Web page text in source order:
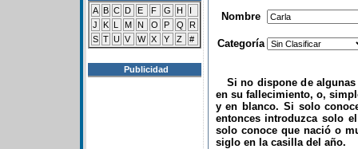
A B C D E F G H
I
J
K L M N O P Q
R
S T U V W X Y Z #
Publicidad
Nombre
Categoría
Si no dispone de algunas
en su fallecimiento, o,
y en blanco. Si solo
entonces introduzca solo
solo conoce que nació o
siglo en la casilla del año.